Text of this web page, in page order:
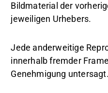
Bildmaterial der
jeweiligen Urhebers.
Jede anderweitige
innerhalb fremder
Genehmigung untersagt.